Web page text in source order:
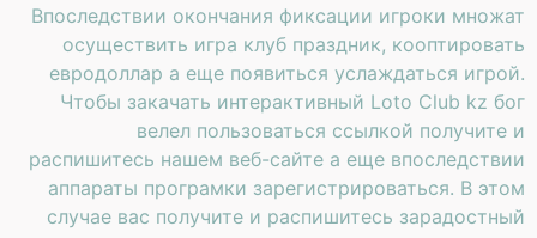
Впоследствии окончания фиксации игроки множат
осуществить игра клуб праздник, кооптировать
евродоллар а еще появиться услаждаться игрой.
Чтобы закачать интерактивный Loto Club kz бог
велел пользоваться ссылкой получите и
распишитесь нашем веб-сайте а еще впоследствии
аппараты програмки зарегистрироваться. В этом
случае вас получите и распишитесь зарадостный